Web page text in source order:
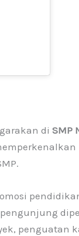
di SMP
penguatan